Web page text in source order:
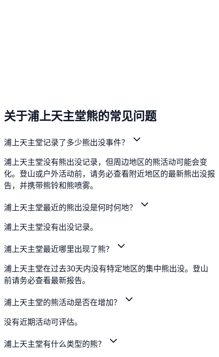
关于浦上天主堂熊的常见问题
浦上天主堂记录了多少熊出没事件？
浦上天主堂没有熊出没记录，但周边地区的熊活动可能会变
化。登山或户外活动前，请务必查看附近地区的最新熊出没报
告，并携带熊铃和熊喷雾。
浦上天主堂最近的熊出没是何时何地？
浦上天主堂没有出没记录。
浦上天主堂最近哪里出现了熊？
浦上天主堂在过去30天内没有特定地区的集中熊出没。登山
前请务必查看最新报告。
浦上天主堂的熊活动是否在增加？
没有近期活动可评估。
浦上天主堂有什么类型的熊？